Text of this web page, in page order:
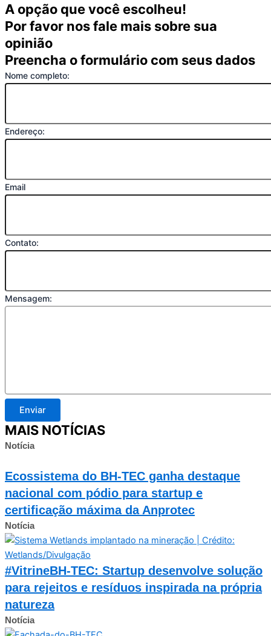
A opção que você escolheu!
Por favor nos fale mais sobre sua
opinião
Preencha o formulário com seus dados
Nome completo:
Endereço:
Email
Contato:
Mensagem:
Enviar
MAIS NOTÍCIAS
Notícia
Ecossistema do BH-TEC ganha destaque
nacional com pódio para startup e
certificação máxima da Anprotec
Notícia
#VitrineBH-TEC: Startup desenvolve solução
para rejeitos e resíduos inspirada na própria
natureza
Notícia